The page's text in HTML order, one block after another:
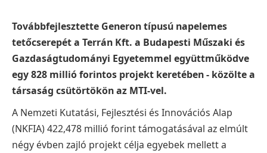
Továbbfejlesztette Generon típusú napelemes
tetőcserepét a Terrán Kft. a Budapesti Műszaki és
Gazdaságtudományi Egyetemmel együttműködve
egy 828 millió forintos projekt keretében - közölte a
társaság csütörtökön az MTI-vel.
A Nemzeti Kutatási, Fejlesztési és Innovációs Alap
(NKFIA) 422,478 millió forint támogatásával az elmúlt
négy évben zajló projekt célja egyebek mellett a